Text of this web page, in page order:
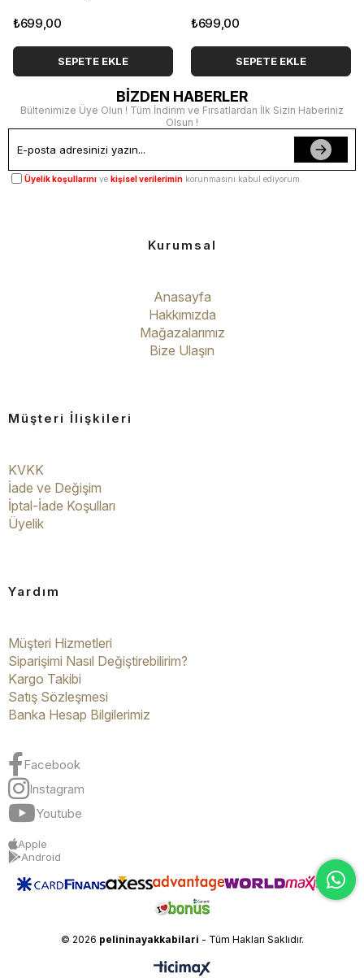
₺699,00
SEPETE EKLE
₺699,00
SEPETE EKLE
BİZDEN HABERLER
Bültenimize Üye Olun ! Tüm İndirim ve Fırsatlardan İlk Sizin Haberiniz
Olsun !
Üyelik koşullarını ve kişisel verilerimin korunmasını kabul ediyorum.
Kurumsal
Anasayfa
Hakkımızda
Mağazalarımız
Bize Ulaşın
Müşteri İlişkileri
KVKK
İade ve Değişim
İptal-İade Koşulları
Üyelik
Yardım
Müşteri Hizmetleri
Siparişimi Nasıl Değiştirebilirim?
Kargo Takibi
Satış Sözleşmesi
Banka Hesap Bilgilerimiz
Facebook
Instagram
Youtube
Apple
Android
© 2026 pelininayakkabilari - Tüm Hakları Saklıdır.